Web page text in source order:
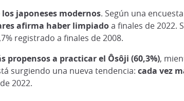
japoneses modernos. Según una
afirma haber limpiadoa finales de 2022.
registrado a finales de 2008.
propensos a practicar el Ôsôji (60,3%),
surgiendo una nueva tendencia: cada vez
2022.